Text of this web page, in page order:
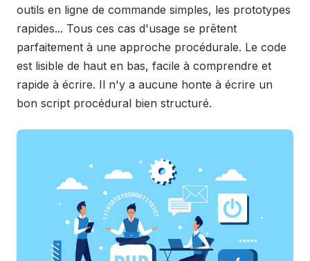
outils en ligne de commande simples, les prototypes
rapides... Tous ces cas d'usage se prêtent
parfaitement à une approche procédurale. Le code
est lisible de haut en bas, facile à comprendre et
rapide à écrire. Il n'y a aucune honte à écrire un
bon script procédural bien structuré.